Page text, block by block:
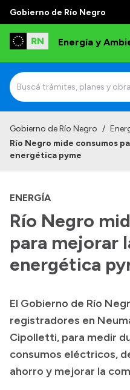
Gobierno de Río Negro
Energía y
Institucional
Autoridades
Normativa
Reportes
Presupuesto
Boletín Oficial
Compras y licitaciones
Consulta de expedientes
Gobierno de Río Negro /
Río Negro mide consumos
energética pyme
ENERGÍA
Río Negro
para mejorar
energética
El Gobierno de Río
registradores en
Cipolletti, para medir
consumos eléctricos,
ahorro y mejorar la